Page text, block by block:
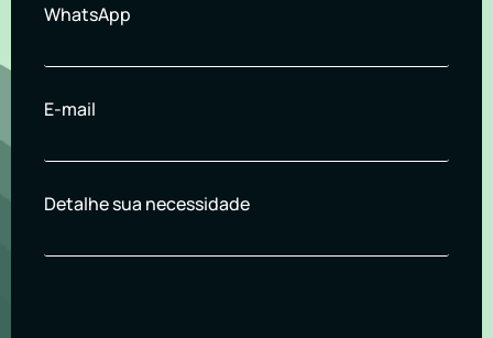
WhatsApp
E-mail
Detalhe sua necessidade